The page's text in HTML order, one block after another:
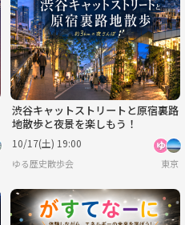
渋谷キャットストリートと原宿裏路
地散歩と夜景を楽しもう！
10/17(土) 19:00
ゆる歴史散歩会 東京